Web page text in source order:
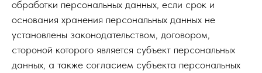
обработки персональных данных, если срок и
основания хранения персональных данных не
установлены законодательством, договором,
стороной которого является субъект персональных
данных, а также согласием субъекта персональных